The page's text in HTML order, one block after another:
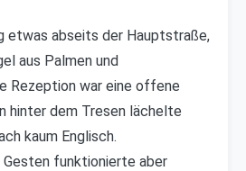
etwas abseits der Hauptstraße,
aus Palmen und
Rezeption war eine offene
hinter dem Tresen lächelte
kaum Englisch.
Gesten funktionierte aber